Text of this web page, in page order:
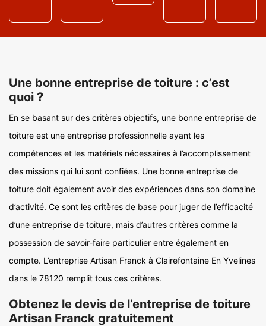
Une bonne entreprise de toiture : c’est
quoi ?
En se basant sur des critères objectifs, une bonne entreprise de
toiture est une entreprise professionnelle ayant les
compétences et les matériels nécessaires à l’accomplissement
des missions qui lui sont confiées. Une bonne entreprise de
toiture doit également avoir des expériences dans son domaine
d’activité. Ce sont les critères de base pour juger de l’efficacité
d’une entreprise de toiture, mais d’autres critères comme la
possession de savoir-faire particulier entre également en
compte. L’entreprise Artisan Franck à Clairefontaine En Yvelines
dans le 78120 remplit tous ces critères.
Obtenez le devis de l’entreprise de toiture
Artisan Franck gratuitement